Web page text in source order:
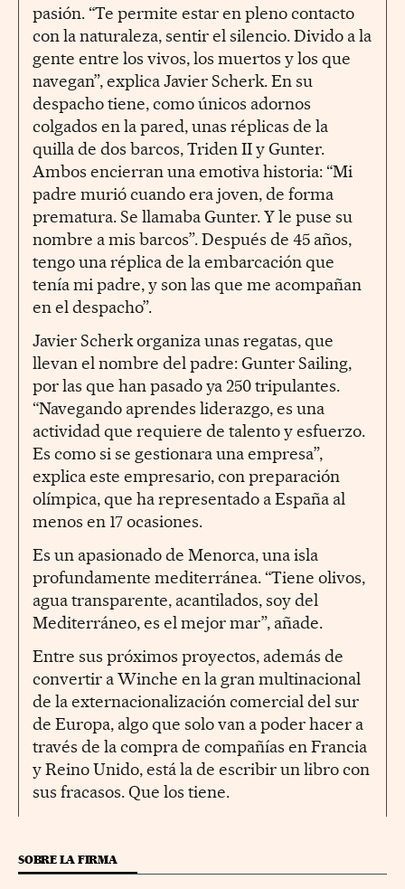
pasión. “Te permite estar en pleno contacto
con la naturaleza, sentir el silencio. Divido a la
gente entre los vivos, los muertos y los que
navegan”, explica Javier Scherk. En su
despacho tiene, como únicos adornos
colgados en la pared, unas réplicas de la
quilla de dos barcos, Triden II y Gunter.
Ambos encierran una emotiva historia: “Mi
padre murió cuando era joven, de forma
prematura. Se llamaba Gunter. Y le puse su
nombre a mis barcos”. Después de 45 años,
tengo una réplica de la embarcación que
tenía mi padre, y son las que me acompañan
en el despacho”.
Javier Scherk organiza unas regatas, que
llevan el nombre del padre: Gunter Sailing,
por las que han pasado ya 250 tripulantes.
“Navegando aprendes liderazgo, es una
actividad que requiere de talento y esfuerzo.
Es como si se gestionara una empresa”,
explica este empresario, con preparación
olímpica, que ha representado a España al
menos en 17 ocasiones.
Es un apasionado de Menorca, una isla
profundamente mediterránea. “Tiene olivos,
agua transparente, acantilados, soy del
Mediterráneo, es el mejor mar”, añade.
Entre sus próximos proyectos, además de
convertir a Winche en la gran multinacional
de la externacionalización comercial del sur
de Europa, algo que solo van a poder hacer a
través de la compra de compañías en Francia
y Reino Unido, está la de escribir un libro con
sus fracasos. Que los tiene.
SOBRE LA FIRMA